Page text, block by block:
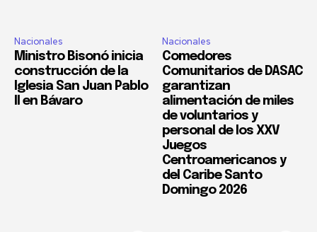
Nacionales
Ministro Bisonó inicia
construcción de la
Iglesia San Juan Pablo
II en Bávaro
Nacionales
Comedores
Comunitarios de DASAC
garantizan
alimentación de miles
de voluntarios y
personal de los XXV
Juegos
Centroamericanos y
del Caribe Santo
Domingo 2026